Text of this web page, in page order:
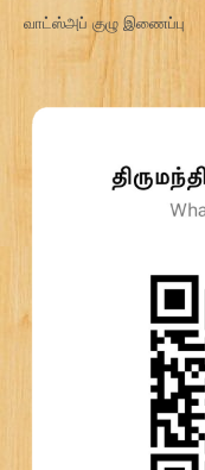
வாட்ஸ்அப் குழு இணைப்பு